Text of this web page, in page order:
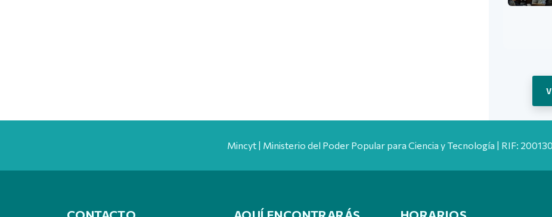
Mincyt | Ministerio del Poder Popular para Ciencia y Tecnología | RIF: